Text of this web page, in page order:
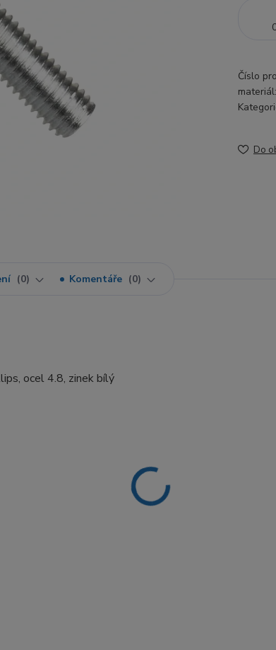
Číslo
materiál:
Do
0 Komentáře 0
ocel 4.8, zinek bílý